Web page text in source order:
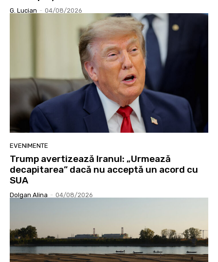
G. Lucian - 04/08/2026
EVENIMENTE
Trump avertizează Iranul: „Urmează
decapitarea” dacă nu acceptă un acord cu
SUA
Dolgan Alina - 04/08/2026